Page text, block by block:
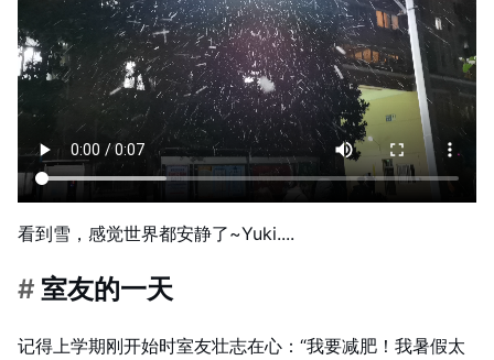
看到雪，感觉世界都安静了~Yuki....
# 室友的一天
记得上学期刚开始时室友壮志在心：“我要减肥！我暑假太